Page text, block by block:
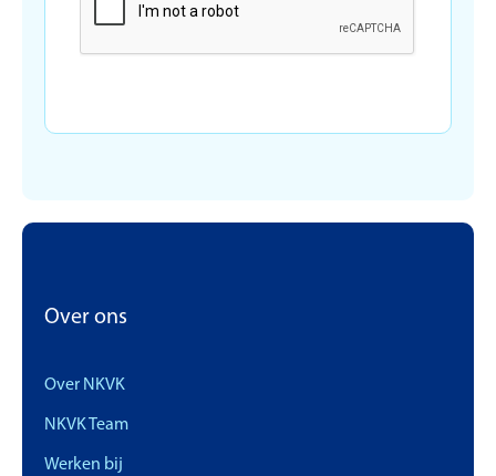
Over ons
Over NKVK
NKVK Team
Werken bij